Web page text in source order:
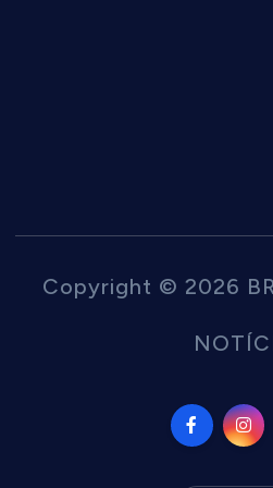
Copyright © 2026